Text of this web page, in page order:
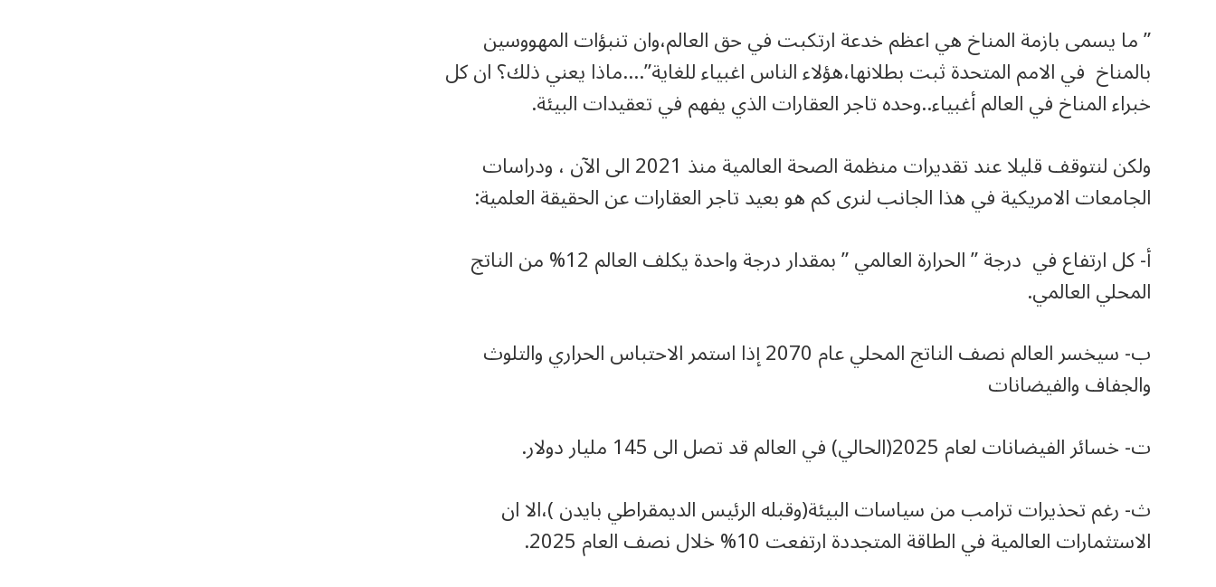
” ما يسمى بازمة المناخ هي اعظم خدعة ارتكبت في حق العالم،وان تنبؤات المهووسين
بالمناخ في الامم المتحدة ثبت بطلانها،هؤلاء الناس اغبياء للغاية”….ماذا يعني ذلك؟ ان كل
خبراء المناخ في العالم أغبياء..وحده تاجر العقارات الذي يفهم في تعقيدات البيئة.
ولكن لنتوقف قليلا عند تقديرات منظمة الصحة العالمية منذ 2021 الى الآن ، ودراسات
الجامعات الامريكية في هذا الجانب لنرى كم هو بعيد تاجر العقارات عن الحقيقة العلمية:
أ‌- كل ارتفاع في درجة ” الحرارة العالمي ” بمقدار درجة واحدة يكلف العالم 12% من الناتج
المحلي العالمي.
ب‌- سيخسر العالم نصف الناتج المحلي عام 2070 إذا استمر الاحتباس الحراري والتلوث
والجفاف والفيضانات
ت‌- خسائر الفيضانات لعام 2025(الحالي) في العالم قد تصل الى 145 مليار دولار.
ث‌- رغم تحذيرات ترامب من سياسات البيئة(وقبله الرئيس الديمقراطي بايدن )،الا ان
الاستثمارات العالمية في الطاقة المتجددة ارتفعت 10% خلال نصف العام 2025.